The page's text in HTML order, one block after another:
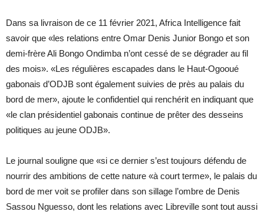
Dans sa livraison de ce 11 février 2021, Africa Intelligence fait
savoir que «les relations entre Omar Denis Junior Bongo et son
demi-frère Ali Bongo Ondimba n’ont cessé de se dégrader au fil
des mois». «Les régulières escapades dans le Haut-Ogooué
gabonais d’ODJB sont également suivies de près au palais du
bord de mer», ajoute le confidentiel qui renchérit en indiquant que
«le clan présidentiel gabonais continue de prêter des desseins
politiques au jeune ODJB».
Le journal souligne que «si ce dernier s’est toujours défendu de
nourrir des ambitions de cette nature «à court terme», le palais du
bord de mer voit se profiler dans son sillage l’ombre de Denis
Sassou Nguesso, dont les relations avec Libreville sont tout aussi